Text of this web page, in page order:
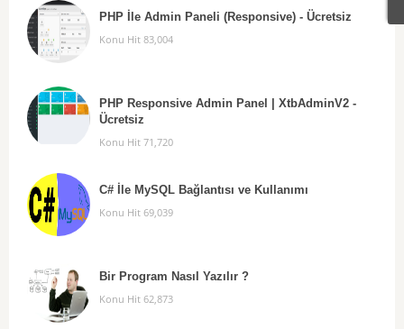
PHP İle Admin Paneli (Responsive) - Ücretsiz
Konu Hit 83,004
PHP Responsive Admin Panel | XtbAdminV2 -
Ücretsiz
Konu Hit 71,720
C# İle MySQL Bağlantısı ve Kullanımı
Konu Hit 69,039
Bir Program Nasıl Yazılır ?
Konu Hit 62,873